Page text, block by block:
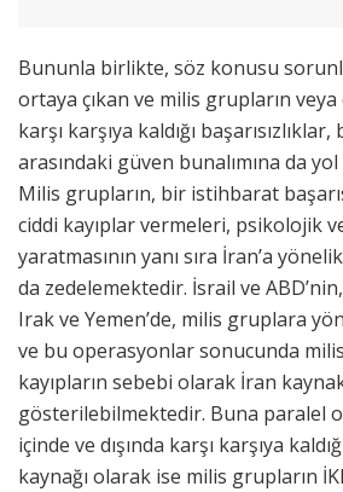
Bununla birlikte, söz konusu
ortaya çıkan ve milis grupların veya
karşı karşıya kaldığı
arasındaki güven bunalımına da
Milis grupların, bir istihbarat
ciddi kayıplar vermeleri, psikolojik
yaratmasının yanı sıra İran’a
da zedelemektedir. İsrail ve
Irak ve Yemen’de, milis gruplara
ve bu operasyonlar sonucunda
kayıpların sebebi olarak İran
gösterilebilmektedir. Buna paralel
içinde ve dışında karşı karşıya
kaynağı olarak ise milis grupların